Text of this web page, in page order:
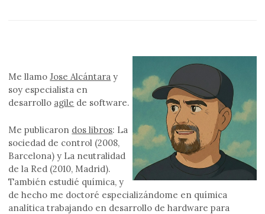
Me llamoJose Alcántara y
soy especialista en
desarrollo agile de software.
Me publicaron dos libros: La
sociedad de control (2008,
Barcelona) y La neutralidad
de la Red (2010, Madrid).
También estudié química, y
de hecho me doctoré especializándome en química
analítica trabajando en desarrollo de hardware para